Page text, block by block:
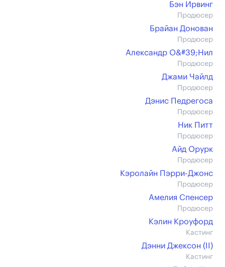
Бэн Ирвинг
Продюсер
Брайан Донован
Продюсер
Александр О&#39;Нил
Продюсер
Джами Чайлд
Продюсер
Дэнис Педрегоса
Продюсер
Ник Питт
Продюсер
Айд Орурк
Продюсер
Кэролайн Пэрри-Джонс
Продюсер
Амелия Спенсер
Продюсер
Кэлин Кроуфорд
Кастинг
Дэнни Джексон (II)
Кастинг